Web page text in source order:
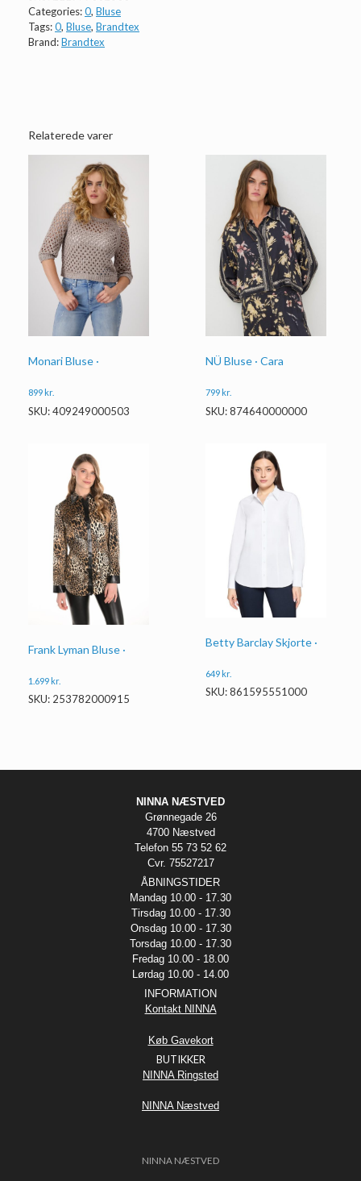
Categories:0, Bluse
Tags:0, Bluse, Brandtex
Brand:Brandtex
Relaterede varer
Monari Bluse ·
899 kr.
SKU: 409249000503
NÜ Bluse · Cara
799 kr.
SKU: 874640000000
Frank Lyman Bluse ·
1.699kr.
SKU: 253782000915
Betty Barclay Skjorte ·
649kr.
SKU: 861595551000
NINNA NÆSTVED
Grønnegade 26
4700 Næstved
Telefon 55 73 52 62
Cvr. 75527217
ÅBNINGSTIDER
Mandag 10.00 - 17.30
Tirsdag 10.00 - 17.30
Onsdag 10.00 - 17.30
Torsdag 10.00 - 17.30
Fredag 10.00 - 18.00
Lørdag 10.00 - 14.00
INFORMATION
Kontakt NINNA
Køb Gavekort
BUTIKKER
NINNA Ringsted
NINNA Næstved
NINNA NÆSTVED